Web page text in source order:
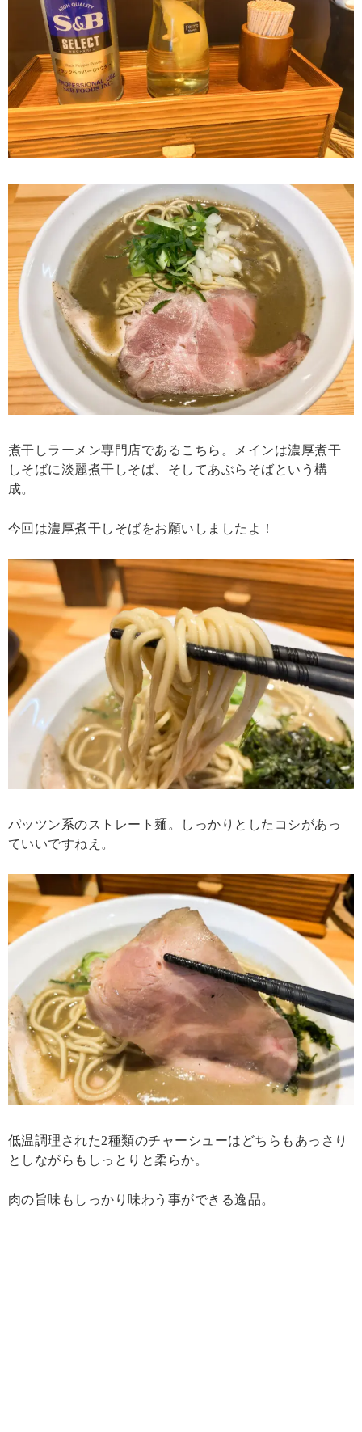
煮干しラーメン専門店であるこちら。メインは濃厚煮干
しそばに淡麗煮干しそば、そしてあぶらそばという構
成。
今回は濃厚煮干しそばをお願いしましたよ！
パッツン系のストレート麺。しっかりとしたコシがあっ
ていいですねえ。
低温調理された2種類のチャーシューはどちらもあっさり
としながらもしっとりと柔らか。
肉の旨味もしっかり味わう事ができる逸品。